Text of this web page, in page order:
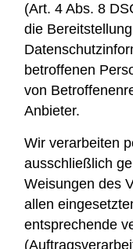
(Art. 4 Abs. 8
die
betroffenen
von
Anbieter.
Wir verarbeiten
ausschließlich
Weisungen des
allen
entsprechende